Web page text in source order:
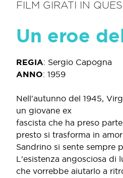
FILM GIRATI IN
Un eroe
REGIA: Sergio Capogna
ANNO: 1959
Nell'autunno del 1945,
un giovane ex
fascista che ha preso
presto si trasforma in
Sandrino si sente sempre
L'esistenza angosciosa di
che vorrebbe aiutarlo a